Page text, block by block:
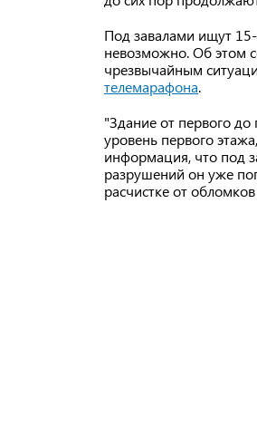
Под завалами ищут
невозможно. Об этом
чрезвычайным
телемарафона.
"Здание от первого
уровень первого
информация, что под
разрушений он уже
расчистке от